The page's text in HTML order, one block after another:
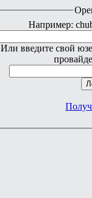
Например:
Или введите свой